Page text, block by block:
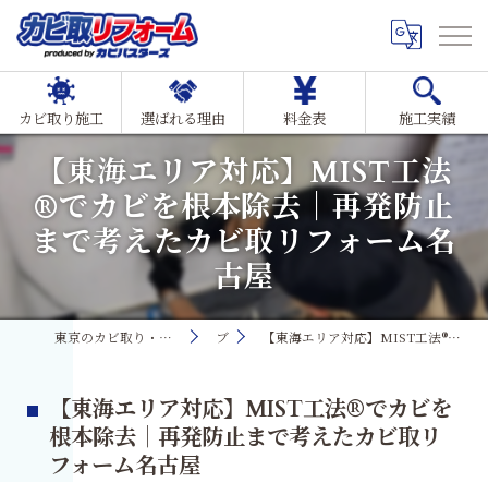
カビ取り施工 選ばれる理由 料金表 施工実績
【東海エリア対応】MIST工法
®でカビを根本除去｜再発防止
まで考えたカビ取リフォーム名
古屋
東京のカビ取り・カビ対策ならMIST工法®カビ取リフォーム ブログ 【東海エリア対応】MIST工法®でカビを根本除去｜再発防止まで考えたカビ取リフォーム名古屋
【東海エリア対応】MIST工法®でカビを
根本除去｜再発防止まで考えたカビ取リ
フォーム名古屋